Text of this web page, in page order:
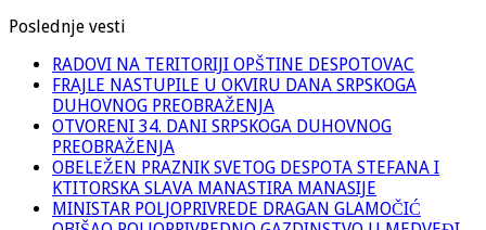
Poslednje vesti
RADOVI NA TERITORIJI OPŠTINE DESPOTOVAC
FRAJLE NASTUPILE U OKVIRU DANA SRPSKOGA
DUHOVNOG PREOBRAŽENJA
OTVORENI 34. DANI SRPSKOGA DUHOVNOG
PREOBRAŽENJA
OBELEŽEN PRAZNIK SVETOG DESPOTA STEFANA I
KTITORSKA SLAVA MANASTIRA MANASIJE
MINISTAR POLJOPRIVREDE DRAGAN GLAMOČIĆ